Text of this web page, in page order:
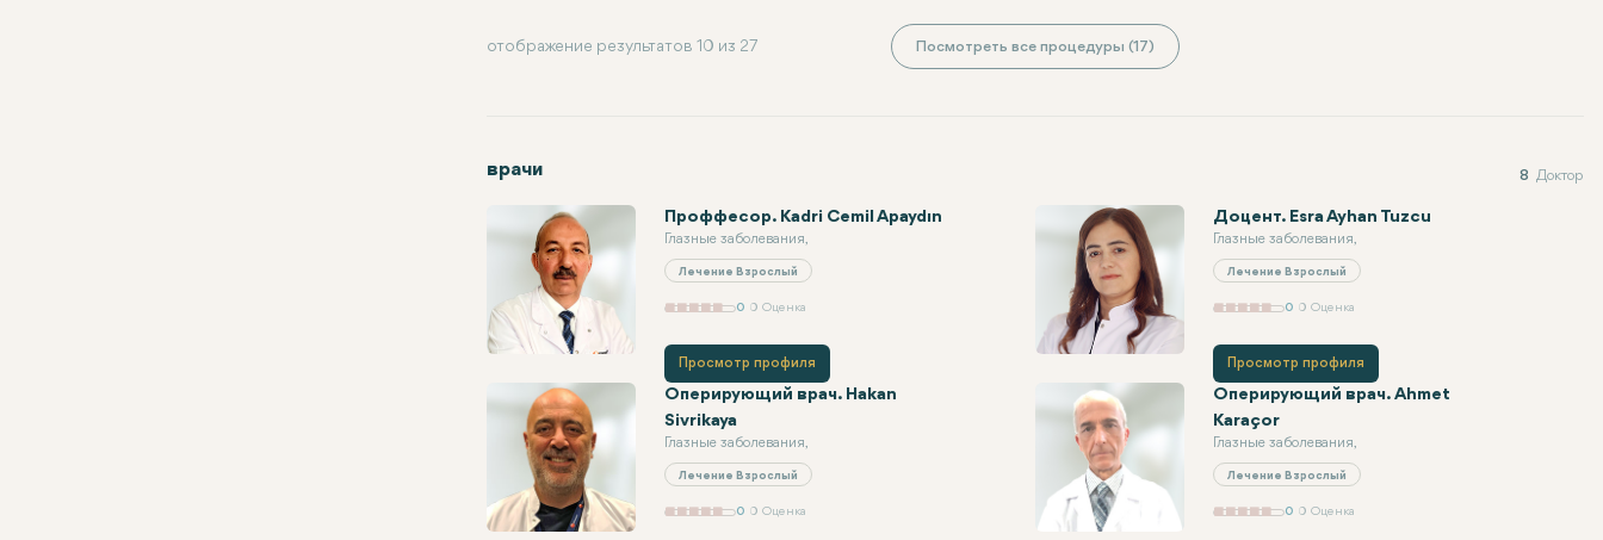
отображение результатов 10 из 27 Посмотреть все процедуры (17)
врачи 8 Доктор
Проффесор. Kadri Cemil Apaydın
Глазные заболевания,
Лечение Взрослый
0 0 Оценка
Просмотр профиля
Доцент. Esra Ayhan Tuzcu
Глазные заболевания,
Лечение Взрослый
0 0 Оценка
Просмотр профиля
Оперирующий врач. Hakan
Sivrikaya
Глазные заболевания,
Лечение Взрослый
0 0 Оценка
Оперирующий врач. Ahmet
Karaçor
Глазные заболевания,
Лечение Взрослый
0 0 Оценка